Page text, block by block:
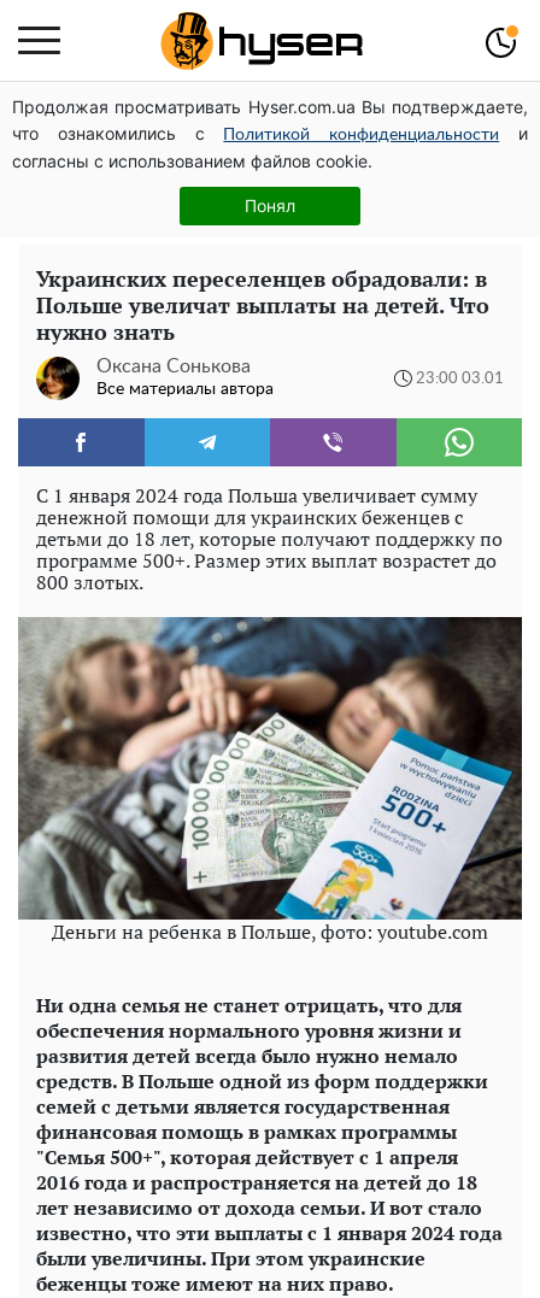
Продолжая просматривать Hyser.com.ua Вы подтверждаете,
что ознакомились с
Политикой конфиденциальности
и
согласны с использованием файлов cookie.
Понял
Посол ОБСЕ во второй раз посетил место российского
удара по жилому дому на Подоле
Поэтому и выглядит так молодо: 5 простых и
любимых блюд Аллы Пугачевой, о которых вы точно
Украинских переселенцев обрадовали: в
Польше увеличат выплаты на детей. Что
нужно знать
Оксана Сонькова
Все материалы автора
23:00 03.01
С 1 января 2024 года Польша увеличивает сумму
денежной помощи для украинских беженцев с
детьми до 18 лет, которые получают поддержку по
программе 500+. Размер этих выплат возрастет до
800 злотых.
Деньги на ребенка в Польше, фото: youtube.com
Ни одна семья не станет отрицать, что для
обеспечения нормального уровня жизни и
развития детей всегда было нужно немало
средств. В Польше одной из форм поддержки
семей с детьми является государственная
финансовая помощь в рамках программы
"Семья 500+", которая действует с 1 апреля
2016 года и распространяется на детей до 18
лет независимо от дохода семьи. И вот стало
известно, что эти выплаты с 1 января 2024 года
были увеличины. При этом украинские
беженцы тоже имеют на них право.